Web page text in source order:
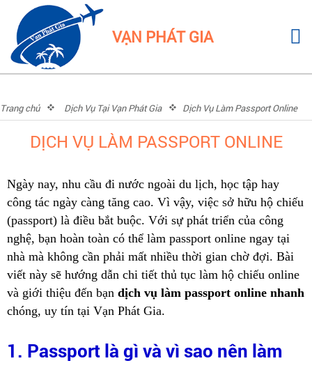
VẠN PHÁT GIA
Trang chủ Dịch Vụ Tại Vạn Phát Gia Dịch Vụ Làm Passport Online
DỊCH VỤ LÀM PASSPORT ONLINE
Ngày nay, nhu cầu đi nước ngoài du lịch, học tập hay
công tác ngày càng tăng cao. Vì vậy, việc sở hữu hộ chiếu
(passport) là điều bắt buộc. Với sự phát triển của công
nghệ, bạn hoàn toàn có thể làm passport online ngay tại
nhà mà không cần phải mất nhiều thời gian chờ đợi. Bài
viết này sẽ hướng dẫn chi tiết thủ tục làm hộ chiếu online
và giới thiệu đến bạn dịch vụ làm passport online nhanh
chóng, uy tín tại Vạn Phát Gia.
1. Passport là gì và vì sao nên làm